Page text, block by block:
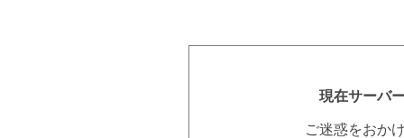
現在サーバ
ご迷惑をおか